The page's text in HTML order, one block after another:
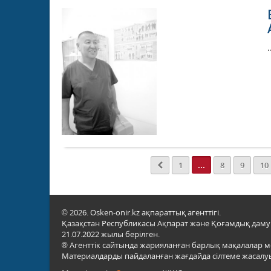
1 ... 8 9 10
© 2026. Osken-onir.kz ақпараттық агенттігі.
Қазақстан Республикасы Ақпарат және Қоғамдық даму
21.07.2022 жылы берілген.
® Агенттік сайтында жарияланған барлық
Материалдарды пайдаланған жағдайда сілтеме